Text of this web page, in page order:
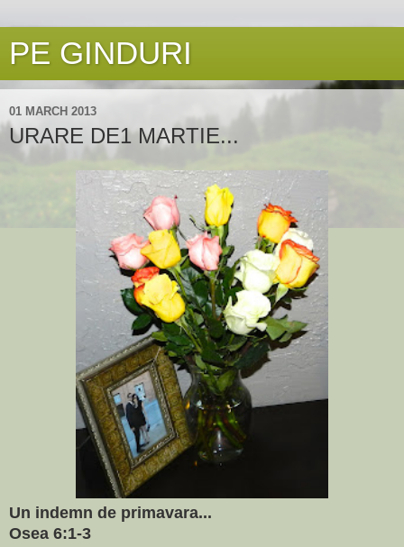
PE GINDURI
01 MARCH 2013
URARE DE1 MARTIE...
Un indemn de primavara...
Osea 6:1-3